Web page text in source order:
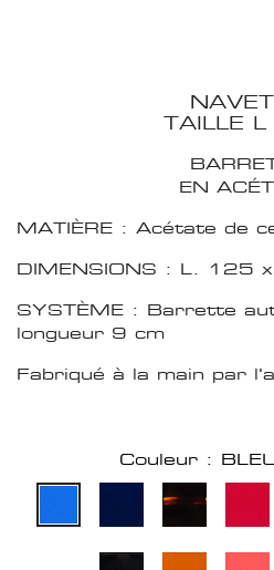
TAILLE
EN
MATIÈRE : Acétate de
DIMENSIONS : L. 125
SYSTÈME : Barrette
longueur 9 cm
Fabriqué à la main par
Couleur :